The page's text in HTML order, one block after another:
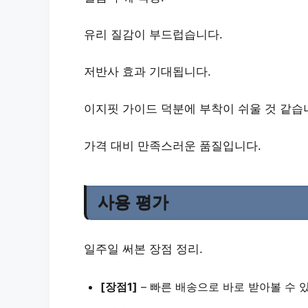
유리 질감이 부드럽습니다.
저반사 효과 기대됩니다.
이지핏 가이드 덕분에 부착이 쉬울 것 같습
가격 대비 만족스러운 품질입니다.
사용 평가
일주일 써본 장점 정리.
[장점1] – 빠른 배송으로 바로 받아볼 수